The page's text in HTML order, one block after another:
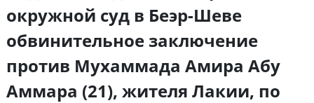
окружной суд в Беэр-Шеве
обвинительное заключение
против Мухаммада Амира Абу
Аммара (21), жителя Лакии, по